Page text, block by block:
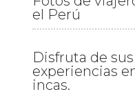
el Perú
Disfruta de
experiencias
incas.